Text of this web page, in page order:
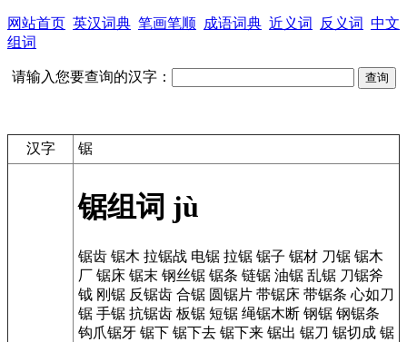
网站首页 英汉词典 笔画笔顺 成语词典 近义词 反义词 中文
组词
请输入您要查询的汉字：
汉字 锯
锯组词 jù
锯齿 锯木 拉锯战 电锯 拉锯 锯子 锯材 刀锯 锯木
厂 锯床 锯末 钢丝锯 锯条 链锯 油锯 乱锯 刀锯斧
钺 刚锯 反锯齿 合锯 圆锯片 带锯床 带锯条 心如刀
锯 手锯 抗锯齿 板锯 短锯 绳锯木断 钢锯 钢锯条
钩爪锯牙 锯下 锯下去 锯下来 锯出 锯刀 锯切成 锯